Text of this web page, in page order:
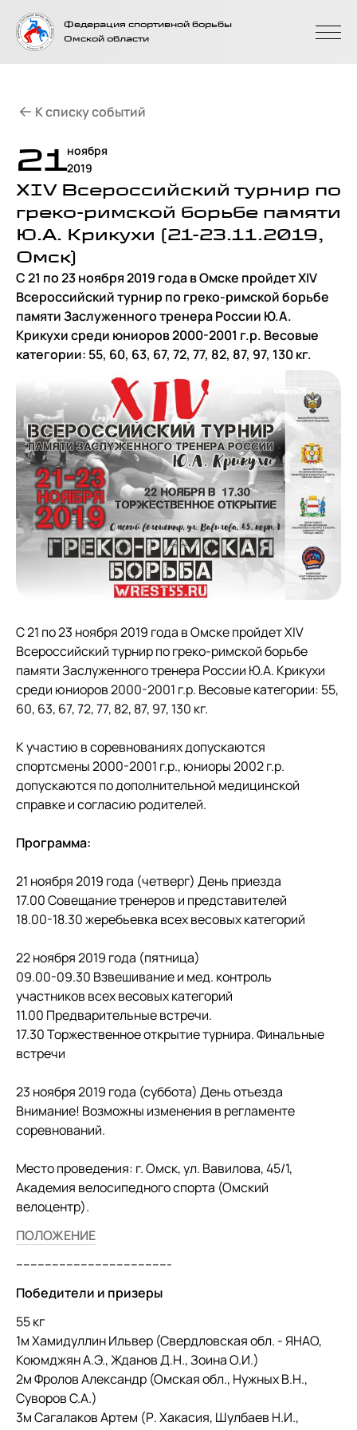
На главную
страницу
Федерация спортивной борьбы
Омской области
21ноября
2019
XIV Всероссийский турнир по
греко-римской борьбе памяти
Ю.А. Крикухи (21-23.11.2019,
Омск)
С 21 по 23 ноября 2019 года в Омске пройдет XIV
Всероссийский турнир по греко-римской борьбе
памяти Заслуженного тренера России Ю.А.
Крикухи среди юниоров 2000-2001 г.р. Весовые
категории: 55, 60, 63, 67, 72, 77, 82, 87, 97, 130 кг.
С 21 по 23 ноября 2019 года в Омске пройдет XIV
Всероссийский турнир по греко-римской борьбе
памяти Заслуженного тренера России Ю.А. Крикухи
среди юниоров 2000-2001 г.р. Весовые категории: 55,
60, 63, 67, 72, 77, 82, 87, 97, 130 кг.
К участию в соревнованиях допускаются
спортсмены 2000-2001 г.р., юниоры 2002 г.р.
допускаются по дополнительной медицинской
справке и согласию родителей.
Программа:
21 ноября 2019 года (четверг) День приезда
17.00 Совещание тренеров и представителей
18.00-18.30 жеребьевка всех весовых категорий
22 ноября 2019 года (пятница)
09.00-09.30 Взвешивание и мед. контроль
участников всех весовых категорий
11.00 Предварительные встречи.
17.30 Торжественное открытие турнира. Финальные
встречи
23 ноября 2019 года (суббота) День отъезда
Внимание! Возможны изменения в регламенте
соревнований.
Место проведения: г. Омск, ул. Вавилова, 45/1,
Академия велосипедного спорта (Омский
велоцентр).
ПОЛОЖЕНИЕ
-------------------------------------------
Победители и призеры
55 кг
1м Хамидуллин Ильвер (Свердловская обл. - ЯНАО,
Коюмджян А.Э., Жданов Д.Н., Зоина О.И.)
2м Фролов Александр (Омская обл., Нужных В.Н.,
Суворов С.А.)
3м Сагалаков Артем (Р. Хакасия, Шулбаев Н.И.,
К списку событий